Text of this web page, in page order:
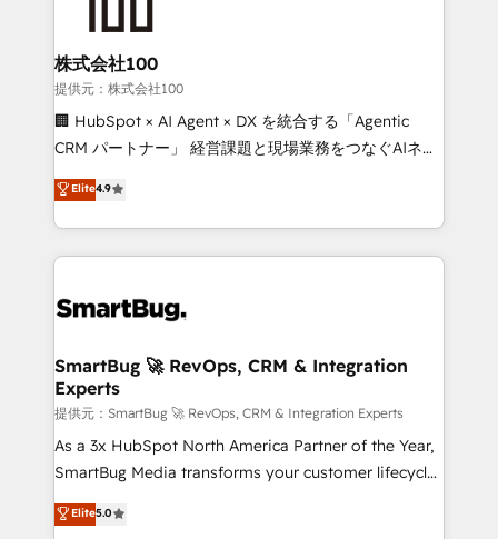
and build AI-powered workflows that drive adoption
from week one, in your time zone. What we do ➤
Onboarding: Live in weeks, with workflows built
around your business, not a template. ➤ Migration:
Move from any legacy CRM. Zero downtime, full data
run your revenue process. Sales, marketing, and
service wired together. ➤ AI and Integrations: Layer
tune-ups, feature rollouts, adoption coaching. Buying
HubSpot, switching to it, or reviving a stale portal?
We are built for the work.
株式会社100
提供元：株式会社100
🏢 HubSpot × AI Agent × DX を統合する「Agentic
CRM パートナー」 経営課題と現場業務をつなぐAIネイ
ティブ・エージェンシーとして、HubSpot Eliteの実装
力で顧客フロント業務を再設計します。 💡 100inc は何
をする会社か？ HubSpotを共通基盤に、AIエージェン
トを組み込んだ顧客フロント業務（マーケティング・営
ィブ・エージェンシーです。事業部・グループ会社・部
を、CRMを軸とした全社共通基盤に再構築します。意
思決定者・PMO・現場担当者に並走します。 1️⃣
HubSpot導入・活用支援 顧客データの一元化から、
GTMの見える化・自動化まで。全Hub統合運用、デー
タ品質設計、グループ横断のCRM統合に対応します。
の一部をAIが自律実行する組織への移行を設計・実装。
Elite4.9
SmartBug 🚀 RevOps, CRM & Integration
Experts
提供元：SmartBug 🚀 RevOps, CRM & Integration Experts
As a 3x HubSpot North America Partner of the Year,
SmartBug Media transforms your customer lifecycle
into a revenue engine. Our unified ecosystem
includes specialized divisions Globalia (AI &
Elite5.0